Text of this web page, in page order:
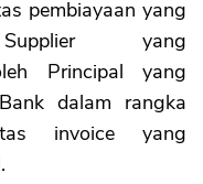
pembiayaan yang
yang
Principal yang
dalam rangka
invoice yang